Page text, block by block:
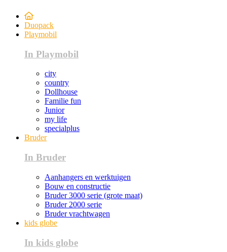
Duopack
Playmobil
In Playmobil
city
country
Dollhouse
Familie fun
Junior
my life
specialplus
Bruder
In Bruder
Aanhangers en werktuigen
Bouw en constructie
Bruder 3000 serie (grote maat)
Bruder 2000 serie
Bruder vrachtwagen
kids globe
In kids globe